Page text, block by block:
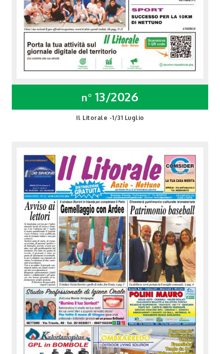
n° 13/2026
Il Litorale -1/31 Luglio